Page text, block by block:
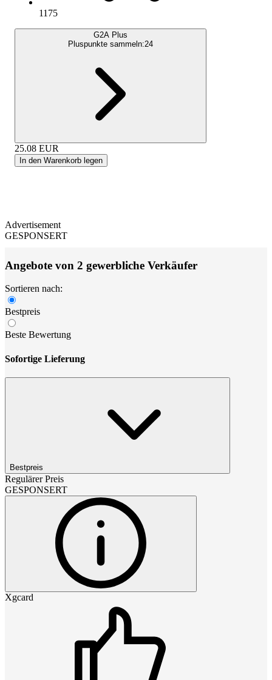
1175
G2A Plus
Pluspunkte sammeln:24
25.08 EUR
In den Warenkorb legen
Advertisement
GESPONSERT
Angebote von 2 gewerbliche Verkäufer
Sortieren nach:
Bestpreis
Beste Bewertung
Sofortige Lieferung
Bestpreis
Regulärer Preis
GESPONSERT
Xgcard